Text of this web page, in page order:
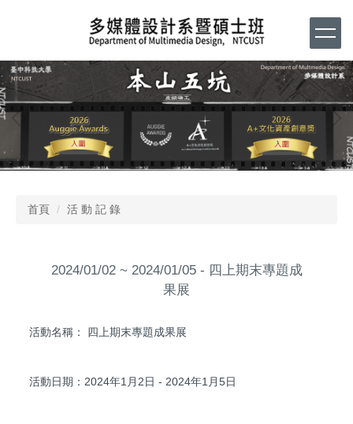
要
內
容
區
首頁 活 動 記 錄
2024/01/02 ~ 2024/01/05 - 四上期末專題成
果展
活動名稱： 四上期末專題成果展
活動日期：2024年1月2日 - 2024年1月5日